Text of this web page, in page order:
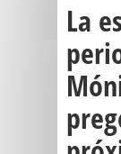
La